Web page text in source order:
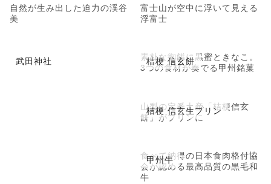
自然が生み出した迫力の渓谷
美
富士山が空中に浮いて見える
浮富士
武田神社 桔梗 信玄餅
素朴な御餅に黒蜜ときなこ。
3つの食材が奏でる甲州銘菓
桔梗 信玄生プリン
山梨の定番土産「桔梗信玄
餅」がプリンに
甲州牛
食べて納得の日本食肉格付協
会が認める最高品質の黒毛和
牛